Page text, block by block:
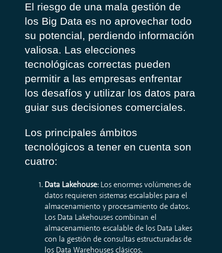
El riesgo de una mala gestión de
los Big Data es no aprovechar todo
su potencial, perdiendo información
valiosa. Las elecciones
tecnológicas correctas pueden
permitir a las empresas enfrentar
los desafíos y utilizar los datos para
guiar sus decisiones comerciales.
Los principales ámbitos
tecnológicos a tener en cuenta son
cuatro:
Data Lakehouse: Los enormes volúmenes de
datos requieren sistemas escalables para el
almacenamiento y procesamiento de datos.
Los Data Lakehouses combinan el
almacenamiento escalable de los Data Lakes
con la gestión de consultas estructuradas de
los Data Warehouses clásicos.